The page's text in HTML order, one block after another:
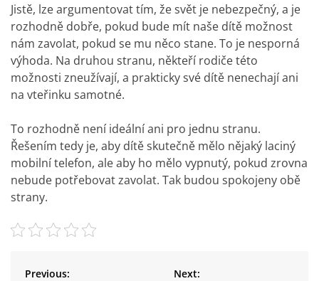
Jistě, lze argumentovat tím, že svět je nebezpečný, a je
rozhodně dobře, pokud bude mít naše dítě možnost
nám zavolat, pokud se mu něco stane. To je nesporná
výhoda. Na druhou stranu, někteří rodiče této
možnosti zneužívají, a prakticky své dítě nenechají ani
na vteřinku samotné.
To rozhodně není ideální ani pro jednu stranu.
Řešením tedy je, aby dítě skutečně mělo nějaký laciný
mobilní telefon, ale aby ho mělo vypnutý, pokud zrovna
nebude potřebovat zavolat. Tak budou spokojeny obě
strany.
Previous: Next: